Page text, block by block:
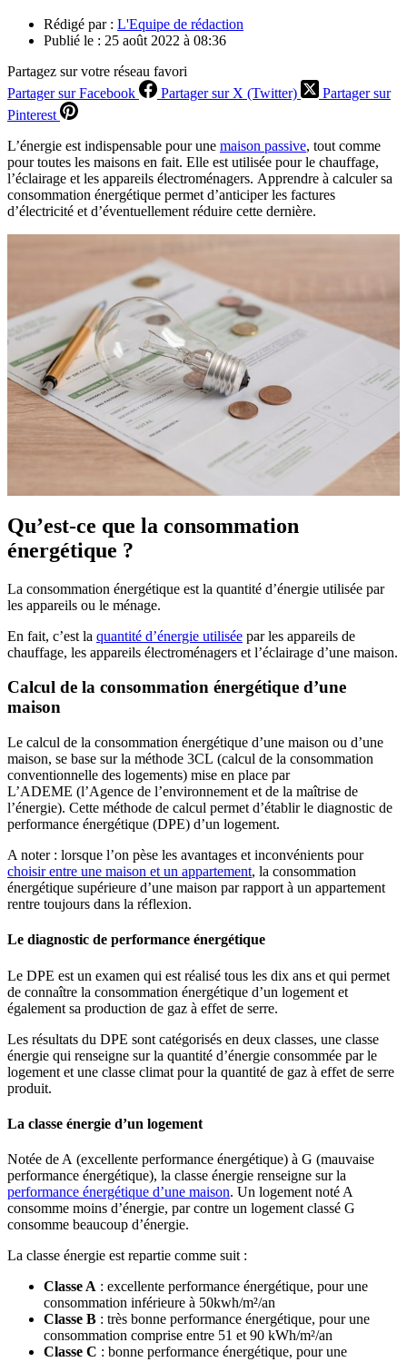
Rédigé par : L'Equipe de rédaction
Publié le : 25 août 2022 à 08:36
Partagez sur votre réseau favori
Partager sur Facebook
Partager sur X (Twitter)
Partager sur
Pinterest
L’énergie est indispensable pour une maison passive, tout comme
pour toutes les maisons en fait. Elle est utilisée pour le chauffage,
l’éclairage et les appareils électroménagers. Apprendre à calculer sa
consommation énergétique permet d’anticiper les factures
d’électricité et d’éventuellement réduire cette dernière.
Qu’est-ce que la consommation
énergétique ?
La consommation énergétique est la quantité d’énergie utilisée par
les appareils ou le ménage.
En fait, c’est la quantité d’énergie utilisée par les appareils de
chauffage, les appareils électroménagers et l’éclairage d’une maison.
Calcul de la consommation énergétique d’une
maison
Le calcul de la consommation énergétique d’une maison ou d’une
maison, se base sur la méthode 3CL (calcul de la consommation
conventionnelle des logements) mise en place par
L’ADEME (l’Agence de l’environnement et de la maîtrise de
l’énergie). Cette méthode de calcul permet d’établir le diagnostic de
performance énergétique (DPE) d’un logement.
A noter : lorsque l’on pèse les avantages et inconvénients pour
choisir entre une maison et un appartement, la consommation
énergétique supérieure d’une maison par rapport à un appartement
rentre toujours dans la réflexion.
Le diagnostic de performance énergétique
Le DPE est un examen qui est réalisé tous les dix ans et qui permet
de connaître la consommation énergétique d’un logement et
également sa production de gaz à effet de serre.
Les résultats du DPE sont catégorisés en deux classes, une classe
énergie qui renseigne sur la quantité d’énergie consommée par le
logement et une classe climat pour la quantité de gaz à effet de serre
produit.
La classe énergie d’un logement
Notée de A (excellente performance énergétique) à G (mauvaise
performance énergétique), la classe énergie renseigne sur la
performance énergétique d’une maison. Un logement noté A
consomme moins d’énergie, par contre un logement classé G
consomme beaucoup d’énergie.
La classe énergie est repartie comme suit :
Classe A : excellente performance énergétique, pour une
consommation inférieure à 50kwh/m²/an
Classe B : très bonne performance énergétique, pour une
consommation comprise entre 51 et 90 kWh/m²/an
Classe C : bonne performance énergétique, pour une